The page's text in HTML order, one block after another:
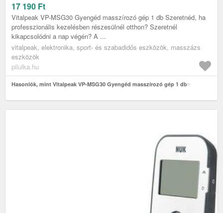
17 190 Ft
Vitalpeak VP-MSG30 Gyengéd masszírozó gép 1 db Szeretnéd, ha
professzionális kezelésben részesülnél otthon? Szeretnél
kikapcsolódni a nap végén? A ...
vitalpeak, elektronika, sport- és szabadidős eszközök, masszázs
eszközök
pilulka.hu
Hasonlók, mint Vitalpeak VP-MSG30 Gyengéd masszírozó gép 1 db